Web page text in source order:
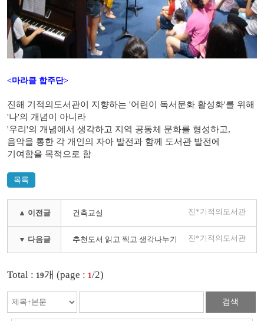
<마라클 합주단>
진해 기적의도서관이 지향하는 '어린이 독서문화 활성화'를 위해
'나'의 개념이 아니라
'우리'의 개념에서 생각하고 지역 공동체 문화를 형성하고,
음악을 통한 각 개인의 자아 발전과 함께 도서관 발전에
기여함을 목적으로 함
목록
▲ 이전글 건축교실 진*기적의도서관
▼ 다음글 추천도서 읽고 찍고 생각나누기 진*기적의도서관
Total : 19개 (page : 1/2)
검색